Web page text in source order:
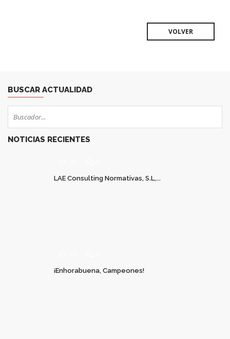
VOLVER
BUSCAR ACTUALIDAD
NOTICIAS RECIENTES
LAE Consulting Normativas, S.L,...
¡Enhorabuena, Campeones!